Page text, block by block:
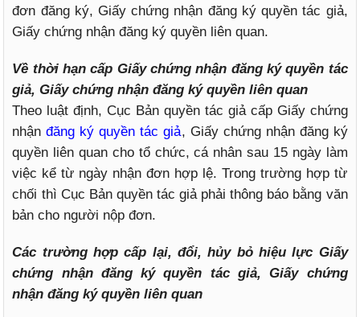
đơn đăng ký, Giấy chứng nhận đăng ký quyền tác giả,
Giấy chứng nhận đăng ký quyền liên quan.
Về thời hạn cấp Giấy chứng nhận đăng ký quyền tác
giả, Giấy chứng nhận đăng ký quyền liên quan
Theo luật định, Cục Bản quyền tác giả cấp Giấy chứng
nhậnđăng ký quyền tác giả, Giấy chứng nhận đăng ký
quyền liên quan cho tổ chức, cá nhân sau 15 ngày làm
việc kể từ ngày nhận đơn hợp lệ. Trong trường hợp từ
chối thì Cục Bản quyền tác giả phải thông báo bằng văn
bản cho người nộp đơn.
Các trường hợp cấp lại, đổi, hủy bỏ hiệu lực Giấy
chứng nhận đăng ký quyền tác giả, Giấy chứng
nhận đăng ký quyền liên quan